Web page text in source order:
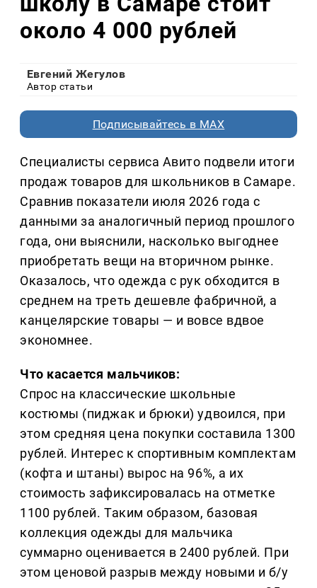
около 4 000 рублей
Евгений Жегулов
Автор статьи
Подписывайтесь в MAX
Специалисты сервиса Авито подвели итоги
продаж товаров для школьников в Самаре.
Сравнив показатели июля 2026 года с
данными за аналогичный период прошлого
года, они выяснили, насколько выгоднее
приобретать вещи на вторичном рынке.
Оказалось, что одежда с рук обходится в
среднем на треть дешевле фабричной, а
канцелярские товары — и вовсе вдвое
экономнее.
Что касается мальчиков:
Спрос на классические школьные
костюмы (пиджак и брюки) удвоился, при
этом средняя цена покупки составила 1300
рублей. Интерес к спортивным комплектам
(кофта и штаны) вырос на 96%, а их
стоимость зафиксировалась на отметке
1100 рублей. Таким образом, базовая
коллекция одежды для мальчика
суммарно оценивается в 2400 рублей. При
этом ценовой разрыв между новыми и б/у